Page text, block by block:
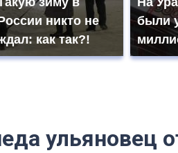
никто не
как так?!
были
ульяновец